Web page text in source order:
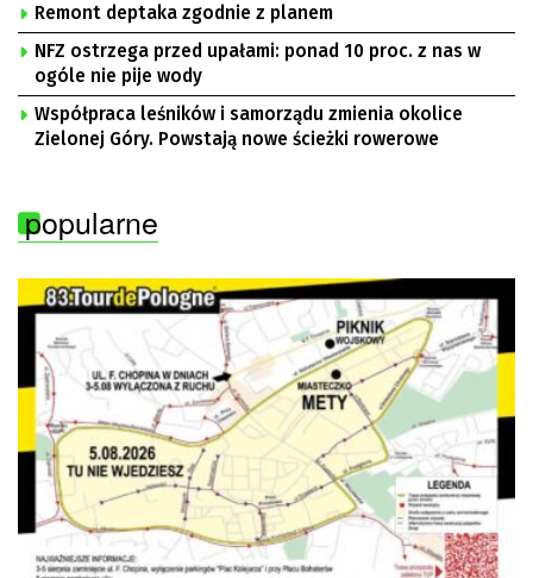
Remont deptaka zgodnie z planem
NFZ ostrzega przed upałami: ponad 10 proc. z nas w
ogóle nie pije wody
Współpraca leśników i samorządu zmienia okolice
Zielonej Góry. Powstają nowe ścieżki rowerowe
popularne